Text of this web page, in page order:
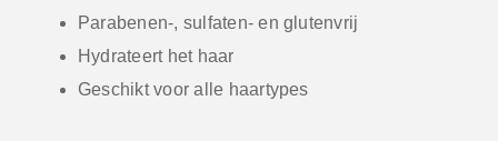
Parabenen-, sulfaten- en glutenvrij
Hydrateert het haar
Geschikt voor alle haartypes